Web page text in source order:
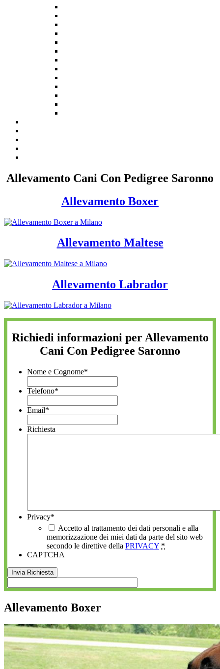
Allevamento Cani Con Pedigree Saronno
Allevamento Boxer
Allevamento Maltese
Allevamento Labrador
Richiedi informazioni per Allevamento
Cani Con Pedigree Saronno
Nome e Cognome*
Telefono*
Email*
Richiesta
Privacy*
Accetto al trattamento dei dati personali e alla
memorizzazione dei miei dati da parte del sito web
secondo le direttive della PRIVACY *
CAPTCHA
Allevamento Boxer